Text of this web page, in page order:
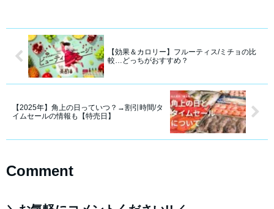
【効果＆カロリー】フルーティス/ミチョの比
較…どっちがおすすめ？
【2025年】角上の日っていつ？→割引時間/タ
イムセールの情報も【特売日】
Comment